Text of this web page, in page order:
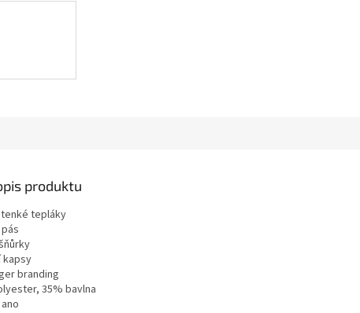
produktu
tepláky
kapsy
branding
35% bavlna